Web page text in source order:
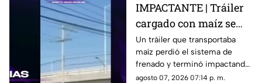
IMPACTANTE | Tráiler
cargado con maíz se
queda sin frenos y
embiste a siete
vehículos
Un tráiler que transportaba
maíz perdió el sistema de
frenado y terminó impactando
a siete vehículos que
agosto 07, 2026 07:14 p. m.